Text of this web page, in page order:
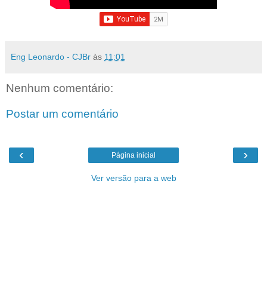
Eng Leonardo - CJBr às 11:01
Nenhum comentário:
Postar um comentário
‹ ›
Página inicial
Ver versão para a web